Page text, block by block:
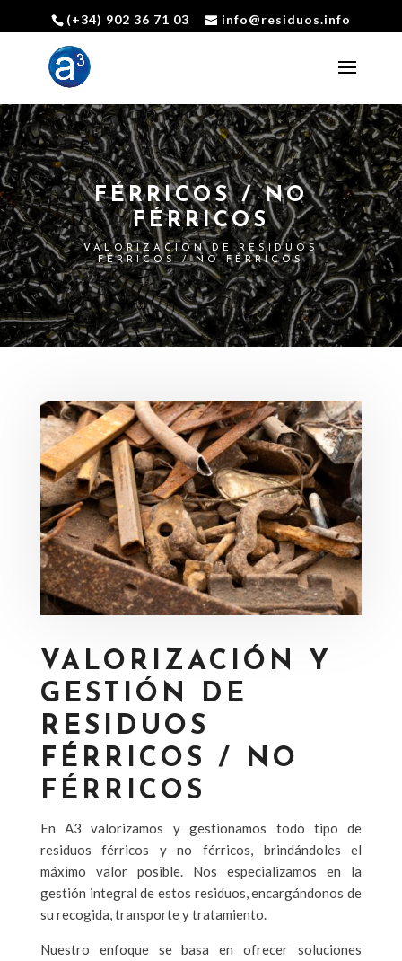
Abrir barra de herramientas
(+34) 902 36 71 03 info@residuos.info
FÉRRICOS / NO
FÉRRICOS
VALORIZACIÓN DE RESIDUOS
FÉRRICOS / NO FÉRRICOS
VALORIZACIÓN Y
GESTIÓN DE
RESIDUOS
FÉRRICOS / NO
FÉRRICOS
En A3 valorizamos y gestionamos todo tipo de
residuos férricos y no férricos, brindándoles el
máximo valor posible. Nos especializamos en la
gestión integral de estos residuos, encargándonos de
su recogida, transporte y tratamiento.
Nuestro enfoque se basa en ofrecer soluciones